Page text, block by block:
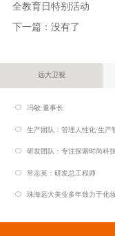
全教育日特别活动
下一篇：没有了
远大卫视
冯敏·董事长
生产团队：管理人性化·生产
研发团队：专注探索时尚科技
常志英：研发总工程师
珠海远大美业多年致力于化